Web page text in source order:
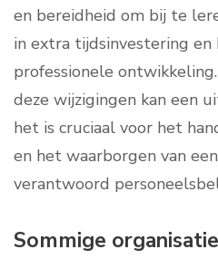
en bereidheid om bij te
in extra tijdsinvestering en
professionele
deze wijzigingen kan een
het is cruciaal voor het
en het waarborgen van
verantwoord
Sommige